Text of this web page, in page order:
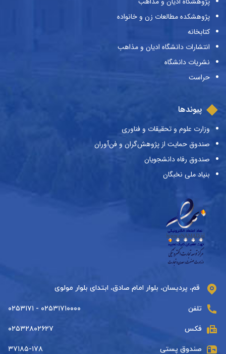
پژوهشکده مطالعات زن و خانواده
کتابخانه
انتشارات دانشگاه ادیان و مذاهب
نشریات دانشگاه
حراست
پیوندها
وزارت علوم و تحقیقات و فناوری
صندوق حمایت از پژوهش‌گران و فن‌آوران
صندوق رفاه دانشجویان
بنیاد ملی نخبگان
قم، پردیسان، بلوار امام صادق، ابتدای بلوار مولوی
تلفن ۰۲۵۳۱۷۱۰۰۰۰ - ۰۲۵۳۱۷۱
فکس ۰۲۵۳۲۸۰۲۶۲۷
صندوق پستی ۳۷۱۸۵-۱۷۸